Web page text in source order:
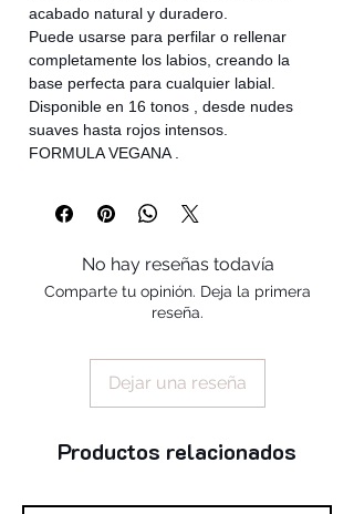
acabado natural y duradero.
Puede usarse para perfilar o rellenar
completamente los labios, creando la
base perfecta para cualquier labial.
Disponible en 16 tonos , desde nudes
suaves hasta rojos intensos.
FORMULA VEGANA .
No hay reseñas todavía
Comparte tu opinión. Deja la primera
reseña.
Dejar una reseña
Productos relacionados